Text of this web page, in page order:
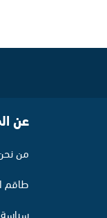
عن
من
طاقم